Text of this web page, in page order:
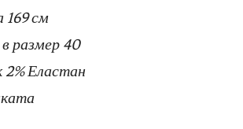
169 см
размер 40
Еластан